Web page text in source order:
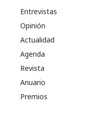
Entrevistas
Opinión
Actualidad
Agenda
Revista
Anuario
Premios